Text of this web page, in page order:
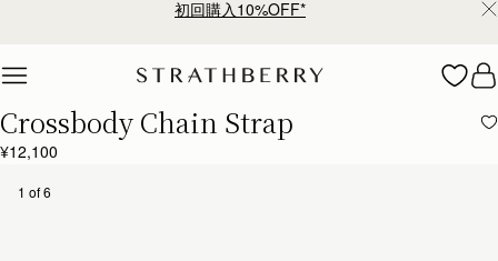
初回購入10%OFF*
Crossbody Chain Strap
¥12,100
1 of 6